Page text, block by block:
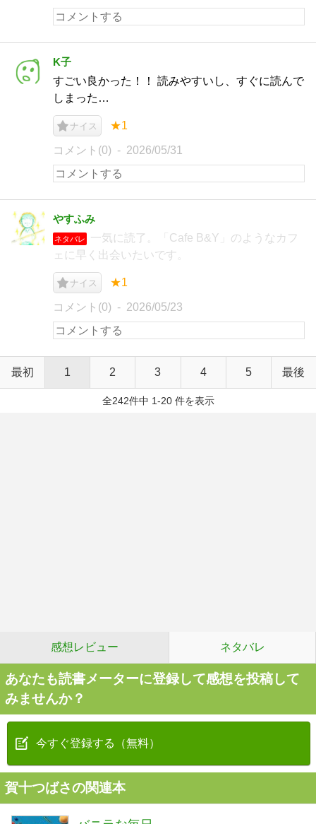
K子
すごい良かった！！ 読みやすいし、すぐに読んで
しまった…
ナイス ★1
コメント(0) 2026/05/31
やすふみ
ネタバレ
一気に読了。「Cafe B&Y」のようなカフ
ェに早く出会いたいです。
ナイス ★1
コメント(0) 2026/05/23
最初 1 2 3 4 5 最後
全242件中 1-20 件を表示
感想レビュー ネタバレ
あなたも読書メーターに登録して感想を投稿して
みませんか？
今すぐ登録する（無料）
賀十つばさの関連本